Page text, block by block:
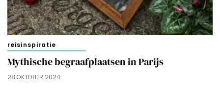
reisinspiratie
Mythische begraafplaatsen in Parijs
28 OKTOBER 2024